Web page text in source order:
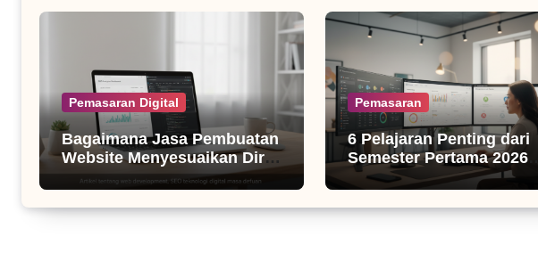
Pemasaran Digital
Bagaimana Jasa Pembuatan
Website Menyesuaikan Diri
dengan Algoritma SEO Masa
Kini
Pemasaran
6 Pelajaran Penting dari
Semester Pertama 2026
untuk Bisnis Digital